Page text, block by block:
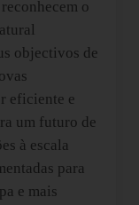
o
objectivos de
eficiente e
um futuro de
à escala
para
e mais